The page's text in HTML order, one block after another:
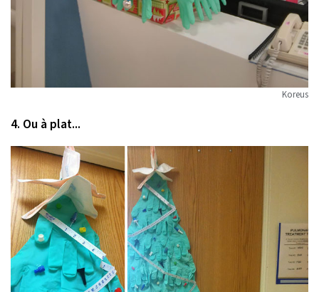
Koreus
4. Ou à plat...